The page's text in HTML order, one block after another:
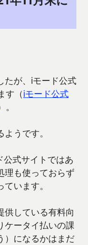
たが、iモード公式
す（iモード公式
。
うです。
式サイトではあ
理も使っておらず
います。
供している有料向
ケータイ払いの課
）になるかはまだ